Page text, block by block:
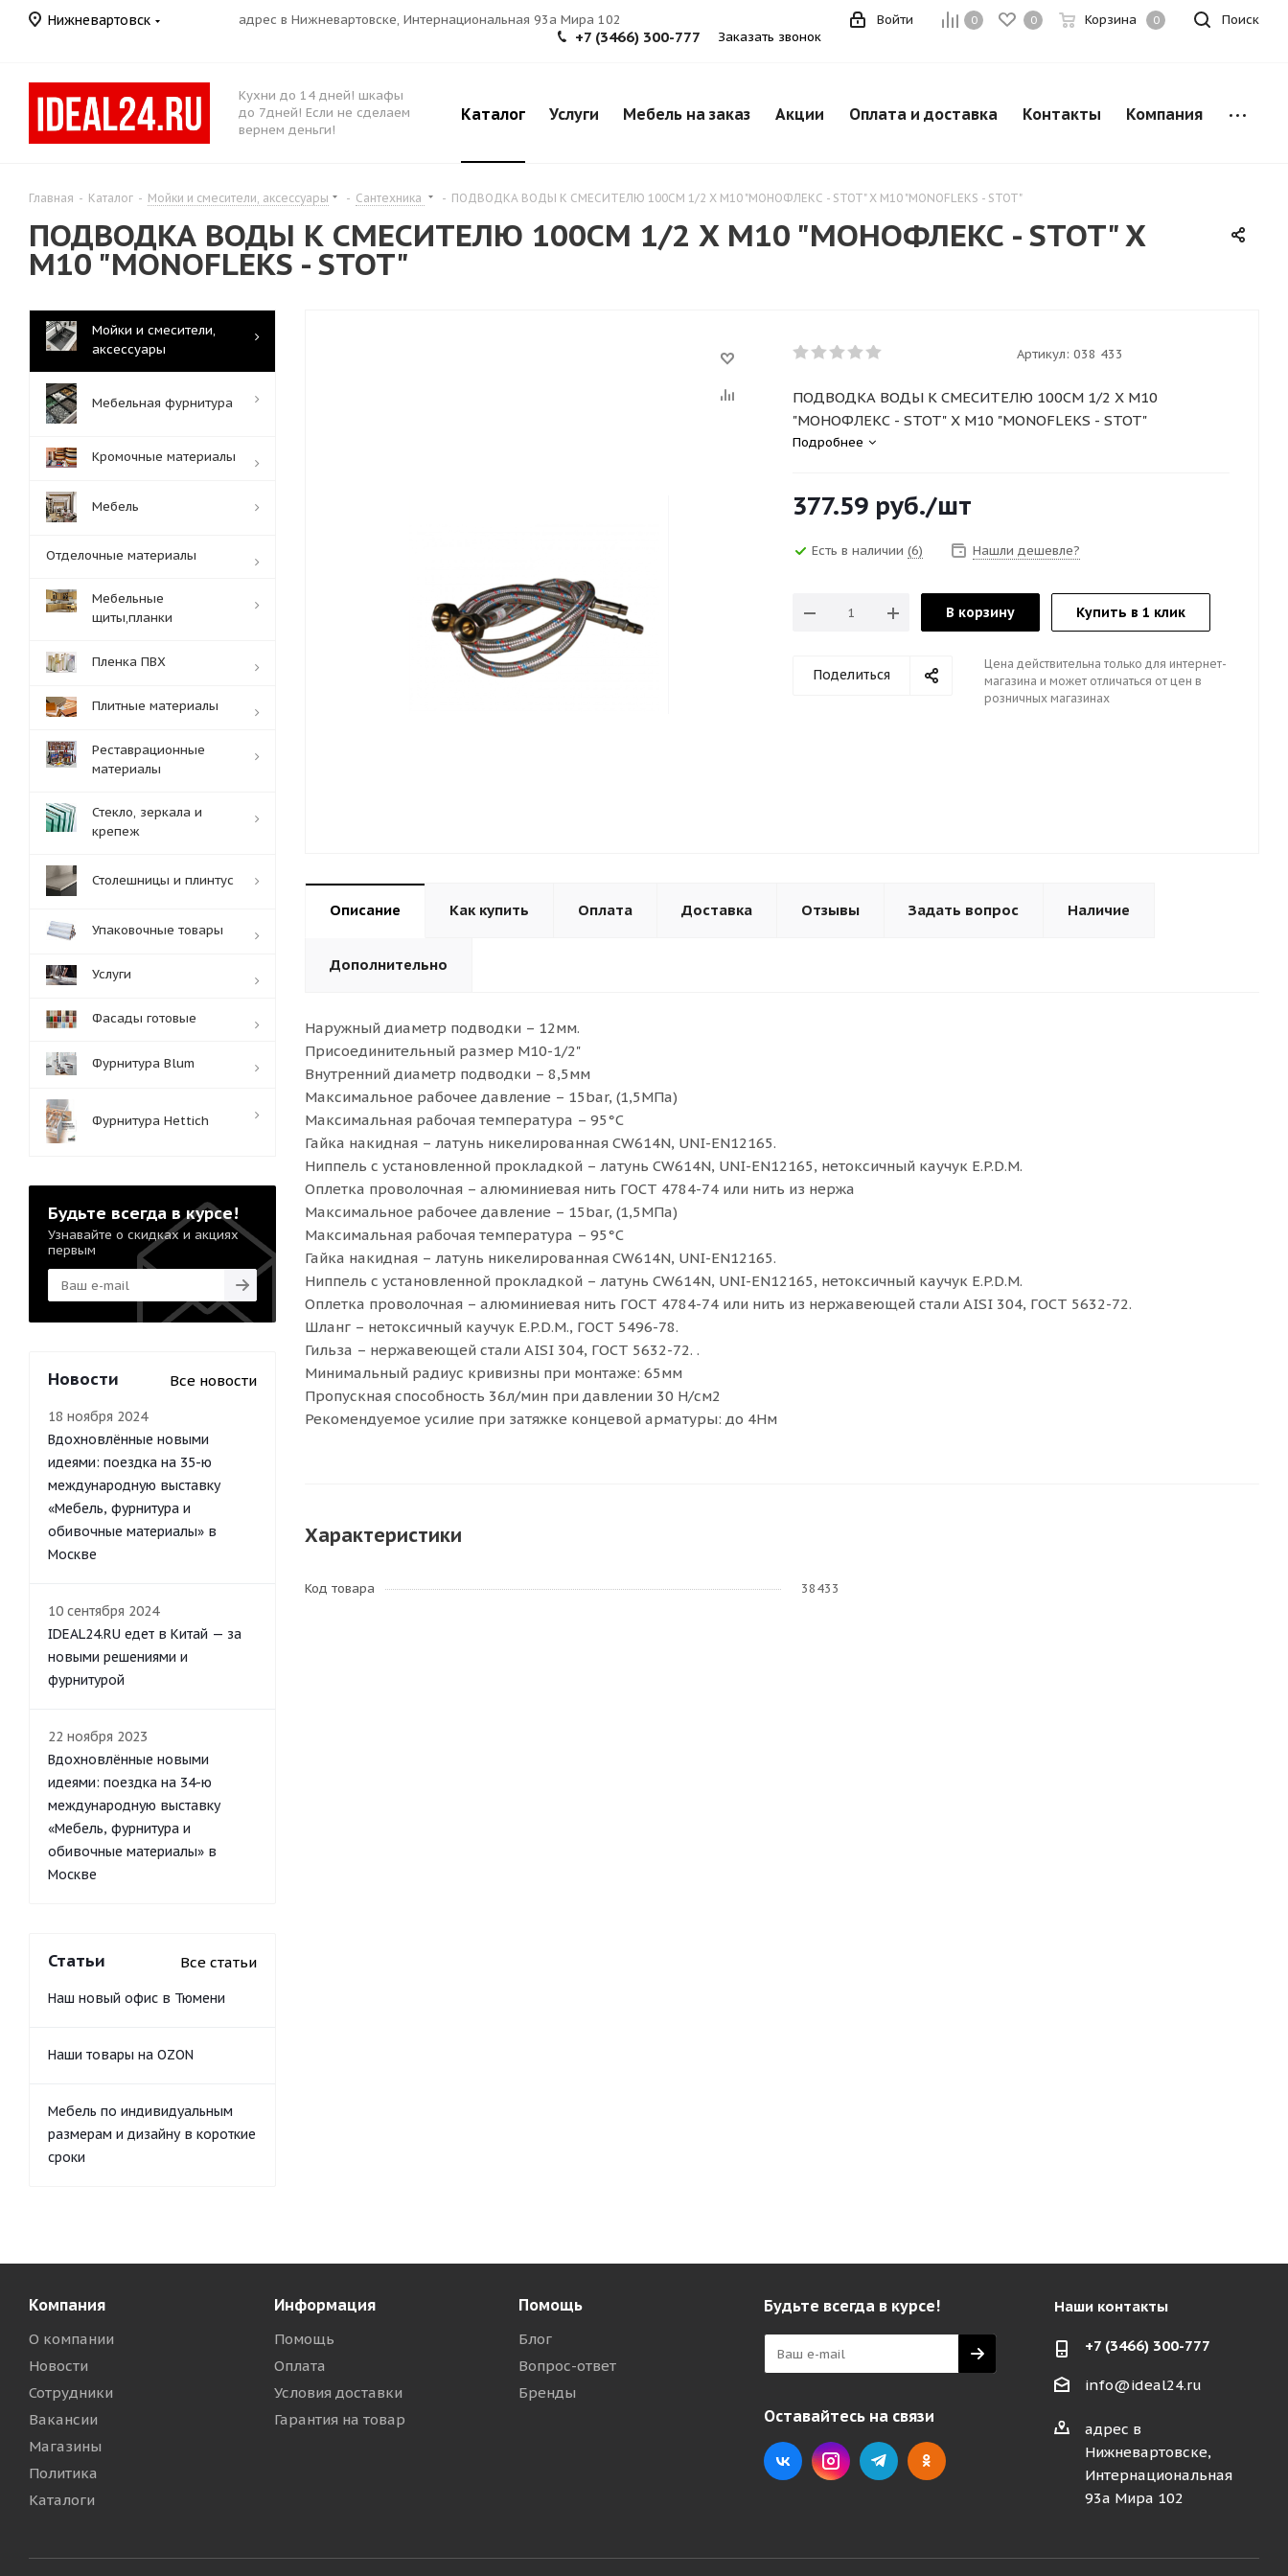
Нижневартовск адрес в Нижневартовске, Интернациональная 93а Мира 102 Поиск
0 0 Корзина 0
Войти
+7 (3466) 300-777 Заказать звонок
Кухни до 14 дней! шкафы
до 7дней! Если не сделаем
вернем деньги!
Каталог Услуги Мебель на заказ Акции Оплата и доставка Контакты Компания
Главная - Каталог - Мойки и смесители, аксессуары - Сантехника - ПОДВОДКА ВОДЫ К СМЕСИТЕЛЮ 100СМ 1/2 X M10 "МОНОФЛЕКС - STOT" X M10 "MONOFLEKS - STOT"
ПОДВОДКА ВОДЫ К СМЕСИТЕЛЮ 100СМ 1/2 X M10 "МОНОФЛЕКС - STOT" X
M10 "MONOFLEKS - STOT"
Артикул: 038 433
ПОДВОДКА ВОДЫ К СМЕСИТЕЛЮ 100СМ 1/2 X M10
"МОНОФЛЕКС - STOT" X M10 "MONOFLEKS - STOT"
Подробнее
377.59 руб./шт
Есть в наличии (6) Нашли дешевле?
В корзину Купить в 1 клик
Поделиться
Цена действительна только для интернет-
магазина и может отличаться от цен в
розничных магазинах
Описание Как купить Оплата Доставка Отзывы Задать вопрос Наличие
Дополнительно
Наружный диаметр подводки – 12мм.
Присоединительный размер M10-1/2"
Внутренний диаметр подводки – 8,5мм
Максимальное рабочее давление – 15bar, (1,5МПа)
Максимальная рабочая температура – 95°С
Гайка накидная – латунь никелированная CW614N, UNI-EN12165.
Ниппель с установленной прокладкой – латунь CW614N, UNI-EN12165, нетоксичный каучук E.P.D.M.
Оплетка проволочная – алюминиевая нить ГОСТ 4784-74 или нить из нержа
Максимальное рабочее давление – 15bar, (1,5МПа)
Максимальная рабочая температура – 95°С
Гайка накидная – латунь никелированная CW614N, UNI-EN12165.
Ниппель с установленной прокладкой – латунь CW614N, UNI-EN12165, нетоксичный каучук E.P.D.M.
Оплетка проволочная – алюминиевая нить ГОСТ 4784-74 или нить из нержавеющей стали AISI 304, ГОСТ 5632-72.
Шланг – нетоксичный каучук E.P.D.M., ГОСТ 5496-78.
Гильза – нержавеющей стали AISI 304, ГОСТ 5632-72. .
Минимальный радиус кривизны при монтаже: 65мм
Пропускная способность 36л/мин при давлении 30 Н/см2
Рекомендуемое усилие при затяжке концевой арматуры: до 4Нм
Характеристики
Код товара 38433
Мойки и смесители,
аксессуары
Мебельная фурнитура
Кромочные материалы
Мебель
Отделочные материалы
Мебельные
щиты,планки
Пленка ПВХ
Плитные материалы
Реставрационные
материалы
Стекло, зеркала и
крепеж
Столешницы и плинтус
Упаковочные товары
Услуги
Фасады готовые
Фурнитура Blum
Фурнитура Hettich
Будьте всегда в курсе!
Узнавайте о скидках и акциях
первым
Новости Все новости
18 ноября 2024
Вдохновлённые новыми
идеями: поездка на 35-ю
международную выставку
«Мебель, фурнитура и
обивочные материалы» в
Москве
10 сентября 2024
IDEAL24.RU едет в Китай — за
новыми решениями и
фурнитурой
22 ноября 2023
Вдохновлённые новыми
идеями: поездка на 34-ю
международную выставку
«Мебель, фурнитура и
обивочные материалы» в
Москве
Статьи Все статьи
Наш новый офис в Тюмени
Наши товары на OZON
Мебель по индивидуальным
размерам и дизайну в короткие
сроки
Компания
О компании
Новости
Сотрудники
Вакансии
Магазины
Политика
Каталоги
Информация
Помощь
Оплата
Условия доставки
Гарантия на товар
Помощь
Блог
Вопрос-ответ
Бренды
Будьте всегда в курсе!
Оставайтесь на связи
Наши контакты
+7 (3466) 300-777
info@ideal24.ru
адрес в
Нижневартовске,
Интернациональная
93а Мира 102